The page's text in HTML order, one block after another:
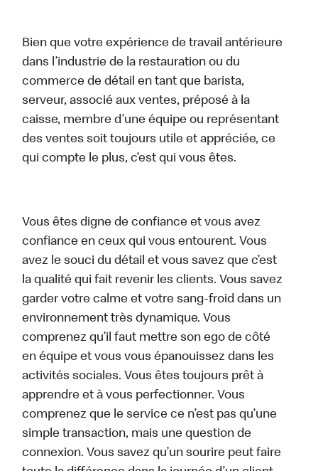
Bien que votre expérience de travail antérieure
dans l’industrie de la restauration ou du
commerce de détail en tant que barista,
serveur, associé aux ventes, préposé à la
caisse, membre d’une équipe ou représentant
des ventes soit toujours utile et appréciée, ce
qui compte le plus, c’est qui vous êtes.
Vous êtes digne de confiance et vous avez
confiance en ceux qui vous entourent. Vous
avez le souci du détail et vous savez que c’est
la qualité qui fait revenir les clients. Vous savez
garder votre calme et votre sang-froid dans un
environnement très dynamique. Vous
comprenez qu’il faut mettre son ego de côté
en équipe et vous vous épanouissez dans les
activités sociales. Vous êtes toujours prêt à
apprendre et à vous perfectionner. Vous
comprenez que le service ce n’est pas qu’une
simple transaction, mais une question de
connexion. Vous savez qu’un sourire peut faire